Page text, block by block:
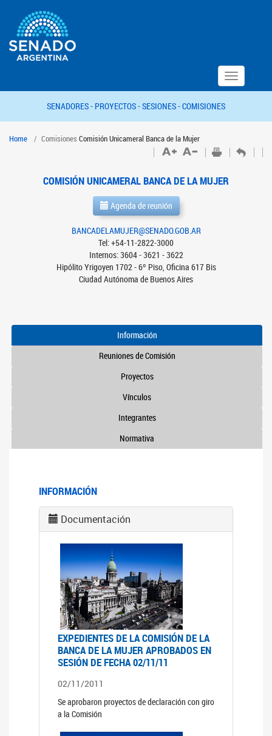
Toggle
navigation
SENADORES - PROYECTOS -SESIONES -COMISIONES
Home Comisiones Comisión Unicameral Banca de la Mujer
COMISIÓN UNICAMERAL BANCA DE LA MUJER
Agenda de reunión
BANCADELAMUJER@SENADO.GOB.AR
Tel: +54-11-2822-3000
Internos: 3604 - 3621 - 3622
Hipólito Yrigoyen 1702 - 6º Piso, Oficina 617 Bis
Ciudad Autónoma de Buenos Aires
Información
Reuniones de Comisión
Proyectos
Vínculos
Integrantes
Normativa
INFORMACIÓN
Documentación
EXPEDIENTES DE LA COMISIÓN DE LA
BANCA DE LA MUJER APROBADOS EN
SESIÓN DE FECHA 02/11/11
02/11/2011
Se aprobaron proyectos de declaración con giro
a la Comisión